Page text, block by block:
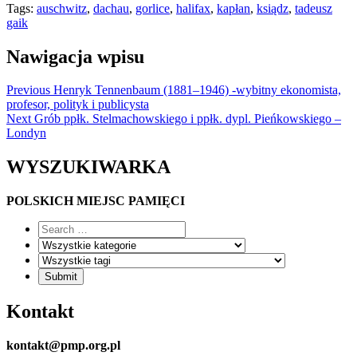
Tags: auschwitz, dachau, gorlice, halifax, kapłan, ksiądz, tadeusz
gaik
Nawigacja wpisu
Previous Henryk Tennenbaum (1881–1946) -wybitny ekonomista,
profesor, polityk i publicysta
Next Grób ppłk. Stelmachowskiego i ppłk. dypl. Pieńkowskiego –
Londyn
WYSZUKIWARKA
POLSKICH MIEJSC PAMIĘCI
Kontakt
kontakt@pmp.org.pl